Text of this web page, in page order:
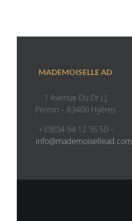
MADEMOISELLE AD
1 Avenue Du Dr J.J.
Perron – 83400 Hyères
+33(0)4 94 12 36 50 –
info@mademoisellead.com